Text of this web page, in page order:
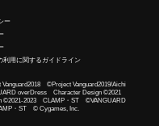
ー
利用に関するガイドライン
©Project Vanguard2019/Aichi
overDress Character Design ©2021
©2021-2023 CLAMP・ST ©VANGUARD
・ST © Cygames, Inc.